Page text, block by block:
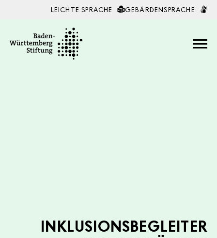
Zum Inhalt springen
LEICHTE SPRACHE GEBÄRDENSPRACHE
INKLUSIONSBEGLEITER